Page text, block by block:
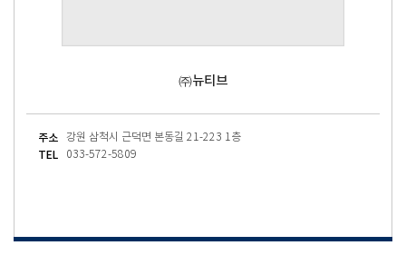
㈜뉴티브
주소 강원 삼척시 근덕면 본동길 21-223 1층
TEL 033-572-5809